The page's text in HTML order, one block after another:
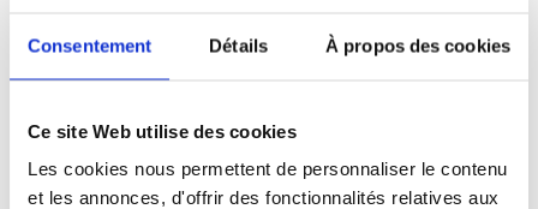
Consentement Détails À propos des cookies
Ce site Web utilise des cookies
Les cookies nous permettent de personnaliser le contenu
et les annonces, d'offrir des fonctionnalités relatives aux
candidat
Qualifications et diplômes :
Profil recherché :